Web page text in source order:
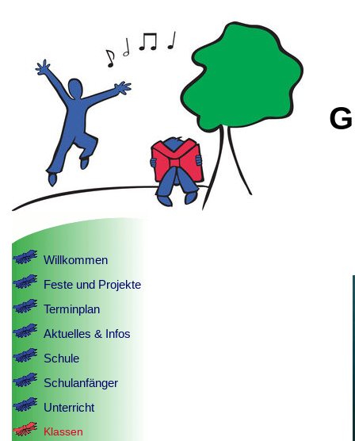
Willkommen
Feste und Projekte
Terminplan
Aktuelles & Infos
Schule
Schulanfänger
Unterricht
Klassen